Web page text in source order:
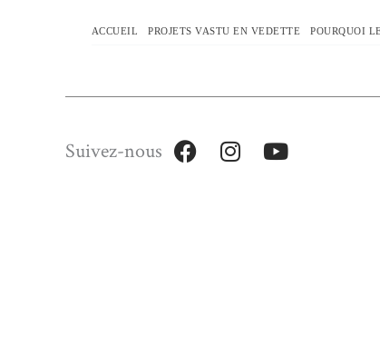
ACCUEIL PROJETS VASTU EN VEDETTE POURQUOI
Suivez-nous